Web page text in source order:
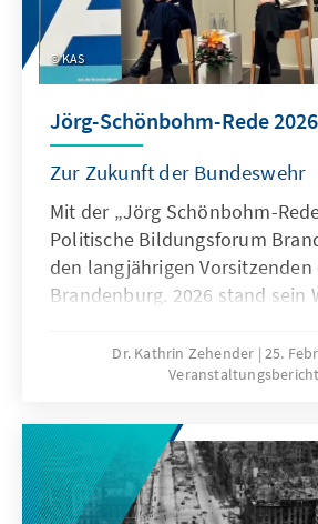
KAS
Jörg-Schönbohm-Rede 2026
Zur Zukunft der Bundeswehr
Mit der „Jörg Schönbohm-
Politische Bildungsforum
den langjährigen Vorsitzenden
Brandenburg. 2026 stand sein
welchen Herausforderungen
Bundeswehr heute? Mit Blick
darüber in der Potsdamer
Sönke Neitzel und Jana
Dr. Kathrin Zehender 25.